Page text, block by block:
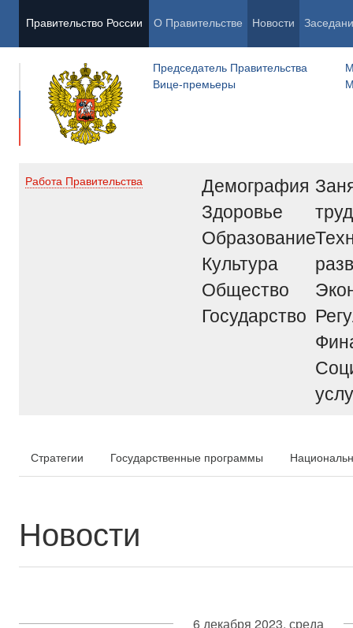
Правительство России О Правительстве Новости
Председатель Правительства
Вице-премьеры
Работа Правительства
Демография
Здоровье
Образование
Культура
Общество
Государство
труд
Стратегии Государственные программы
Новости
6 декабря 2023, среда